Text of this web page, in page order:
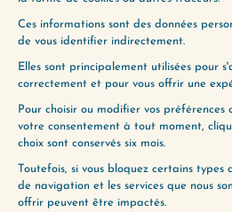
LOIN ?
Utilisez notre Guide
outil précieux pour
découvrir les
correspondent le
préoccupations